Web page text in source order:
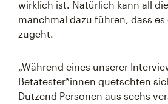
wirklich ist. Natürlich kann all
manchmal dazu führen, dass
zugeht.
„Während eines unserer
Betatester*innen quetschten
Dutzend Personen aus sechs